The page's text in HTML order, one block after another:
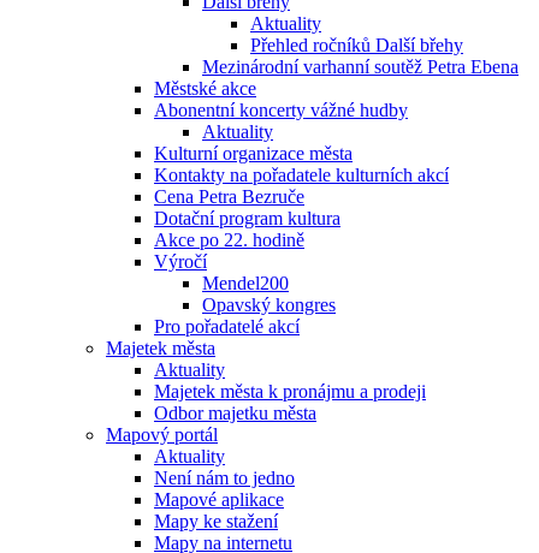
Aktuality
Přehled ročníků Další břehy
Mezinárodní varhanní soutěž Petra Ebena
Městské akce
Abonentní koncerty vážné hudby
Aktuality
Kulturní organizace města
Kontakty na pořadatele kulturních akcí
Cena Petra Bezruče
Dotační program kultura
Akce po 22. hodině
Výročí
Mendel200
Opavský kongres
Pro pořadatelé akcí
Majetek města
Aktuality
Majetek města k pronájmu a prodeji
Odbor majetku města
Mapový portál
Aktuality
Není nám to jedno
Mapové aplikace
Mapy ke stažení
Mapy na internetu